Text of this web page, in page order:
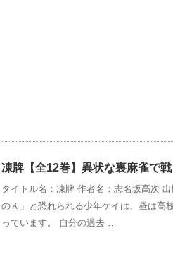
凍牌【全12巻】異状な裏麻雀で戦
タイトル名：凍牌 作者名：志名坂高次
のＫ」と恐れられる少年ケイは、昼は高
っています。 自分の過去 …